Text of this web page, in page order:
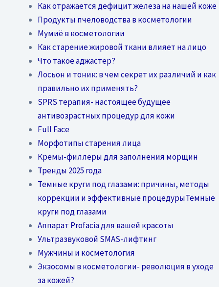
Как отражается дефицит железа на нашей коже
Продукты пчеловодства в косметологии
Мумиё в косметологии
Как старение жировой ткани влияет на лицо
Что такое аджастер?
Лосьон и тоник: в чем секрет их различий и как
правильно их применять?
SPRS терапия- настоящее будущее
антивозрастных процедур для кожи
Full Face
Морфотипы старения лица
Кремы-филлеры для заполнения морщин
Тренды 2025 года
Темные круги под глазами: причины, методы
коррекции и эффективные процедурыТемные
круги под глазами
Аппарат Profacia для вашей красоты
Ультразвуковой SMAS-лифтинг
Мужчины и косметология
Экзосомы в косметологии- революция в уходе
за кожей?